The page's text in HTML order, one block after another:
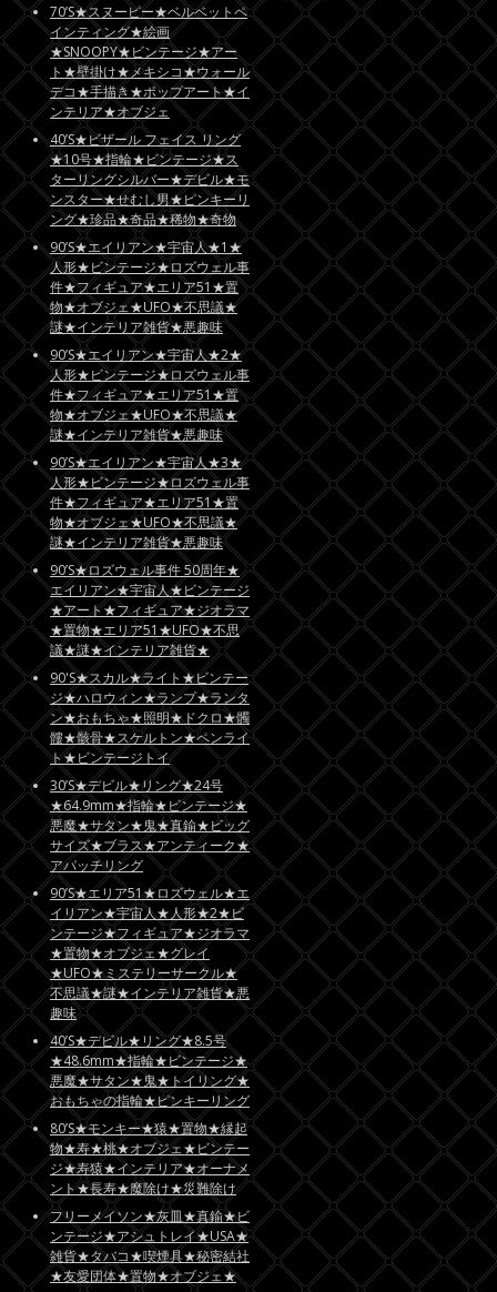
70’S★スヌーピー★ベルベットペ
インティング★絵画
★SNOOPY★ビンテージ★アー
ト★壁掛け★メキシコ★ウォール
デコ★手描き★ポップアート★イ
ンテリア★オブジェ
40’S★ビザール フェイス リング
★10号★指輪★ビンテージ★ス
ターリングシルバー★デビル★モ
ンスター★せむし男★ピンキーリ
ング★珍品★奇品★稀物★奇物
90’S★エイリアン★宇宙人★1★
人形★ビンテージ★ロズウェル事
件★フィギュア★エリア51★置
物★オブジェ★UFO★不思議★
謎★インテリア雑貨★悪趣味
90’S★エイリアン★宇宙人★2★
人形★ビンテージ★ロズウェル事
件★フィギュア★エリア51★置
物★オブジェ★UFO★不思議★
謎★インテリア雑貨★悪趣味
90’S★エイリアン★宇宙人★3★
人形★ビンテージ★ロズウェル事
件★フィギュア★エリア51★置
物★オブジェ★UFO★不思議★
謎★インテリア雑貨★悪趣味
90’S★ロズウェル事件 50周年★
エイリアン★宇宙人★ビンテージ
★アート★フィギュア★ジオラマ
★置物★エリア51★UFO★不思
議★謎★インテリア雑貨★
90'S★スカル★ライト★ビンテー
ジ★ハロウィン★ランプ★ランタ
ン★おもちゃ★照明★ドクロ★髑
髏★骸骨★スケルトン★ペンライ
ト★ビンテージトイ
30’S★デビル★リング★24号
★64.9mm★指輪★ビンテージ★
悪魔★サタン★鬼★真鍮★ビッグ
サイズ★ブラス★アンティーク★
アパッチリング
90’S★エリア51★ロズウェル★エ
イリアン★宇宙人★人形★2★ビ
ンテージ★フィギュア★ジオラマ
★置物★オブジェ★グレイ
★UFO★ミステリーサークル★
不思議★謎★インテリア雑貨★悪
趣味
40’S★デビル★リング★8.5号
★48.6mm★指輪★ビンテージ★
悪魔★サタン★鬼★トイリング★
おもちゃの指輪★ピンキーリング
80’S★モンキー★猿★置物★縁起
物★寿★桃★オブジェ★ビンテー
ジ★寿猿★インテリア★オーナメ
ント★長寿★魔除け★災難除け
フリーメイソン★灰皿★真鍮★ビ
ンテージ★アシュトレイ★USA★
雑貨★タバコ★喫煙具★秘密結社
★友愛団体★置物★オブジェ★